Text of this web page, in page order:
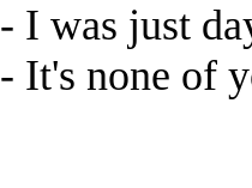
- I was just
- It's none of